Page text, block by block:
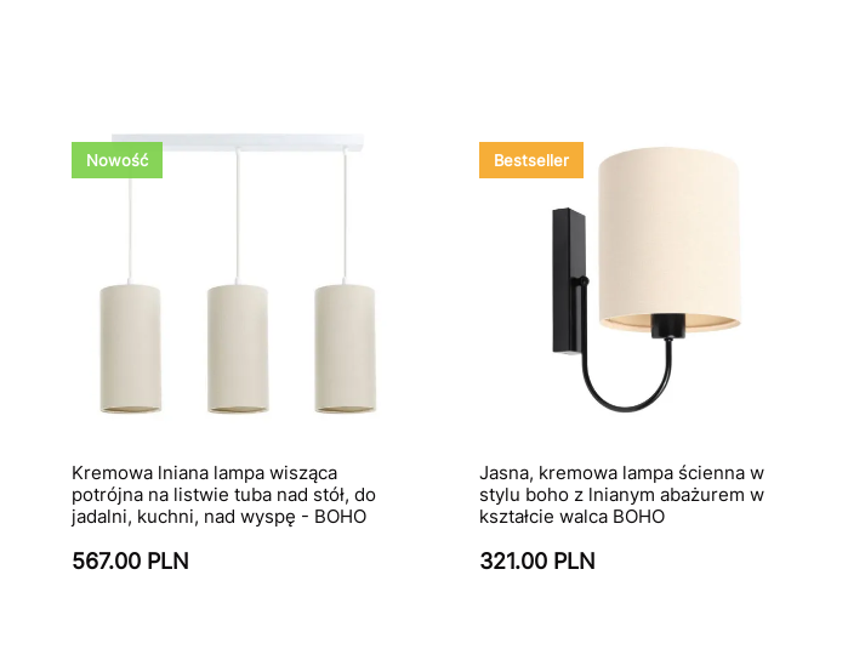
Nowość
Kremowa lniana lampa wisząca
potrójna na listwie tuba nad stół, do
jadalni, kuchni, nad wyspę - BOHO
567.00 PLN
Bestseller
Jasna, kremowa lampa ścienna w
stylu boho z lnianym abażurem w
kształcie walca BOHO
321.00 PLN